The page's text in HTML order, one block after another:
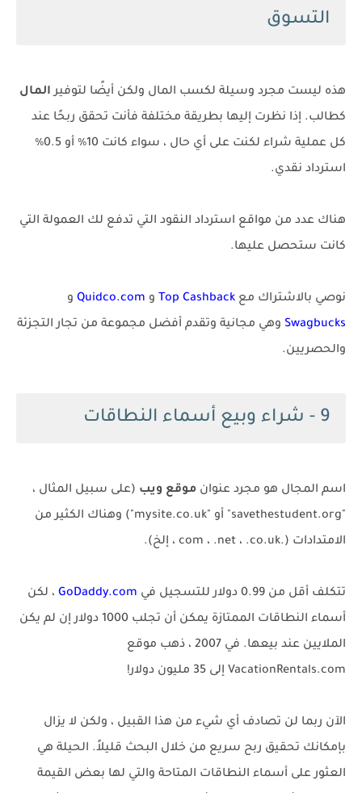
التسوق
هذه ليست مجرد وسيلة لكسب المال ولكن أيضًا لتوفيرالمال
كطالب. إذا نظرت إليها بطريقة مختلفة فأنت تحقق ربحًا عند
كل عملية شراء لكنت على أي حال ، سواء كانت 10٪ أو 0.5٪
استرداد نقدي.
هناك عدد من مواقع استرداد النقود التي تدفع لك العمولة التي
كانت ستحصل عليها.
نوصي بالاشتراك مع Top Cashback و Quidco.com و
Swagbucks وهي مجانية وتقدم أفضل مجموعة من تجار التجزئة
والحصريين.
9 - شراء وبيع أسماء النطاقات
اسم المجال هو مجرد عنوان موقع ويب (على سبيل المثال ،
"savethestudent.org" أو "mysite.co.uk") وهناك الكثير من
الامتدادات (.com ، .net ، .co.uk ، إلخ).
تتكلف أقل من 0.99 دولار للتسجيل في GoDaddy.com ، لكن
أسماء النطاقات الممتازة يمكن أن تجلب 1000 دولار إن لم يكن
الملايين عند بيعها. في 2007 ، ذهب موقع
VacationRentals.com إلى 35 مليون دولار!
الآن ربما لن تصادف أي شيء من هذا القبيل ، ولكن لا يزال
بإمكانك تحقيق ربح سريع من خلال البحث قليلاً. الحيلة هي
العثور على أسماء النطاقات المتاحة والتي لها بعض القيمة